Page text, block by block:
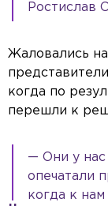
Ростислав
Жаловались
когда по
перешли к
— Они у нас
опечатали
когда к